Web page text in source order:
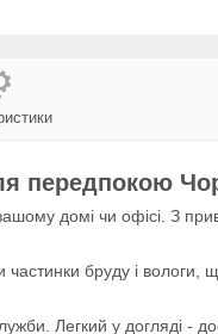
передпокою
домі чи офісі. З
бруду і вологи,
Легкий у догляді -